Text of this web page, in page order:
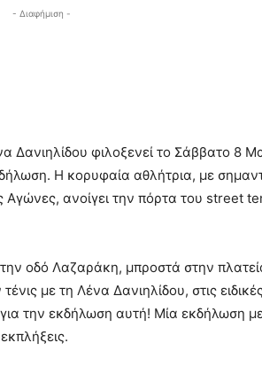
- Διαφήμιση -
Δανιηλίδου φιλοξενεί το Σάββατο 8
Η κορυφαία αθλήτρια, με
ανοίγει την πόρτα του street
οδό Λαζαράκη, μπροστά στην
με τη Λένα Δανιηλίδου, στις
την εκδήλωση αυτή! Μία εκδήλωση